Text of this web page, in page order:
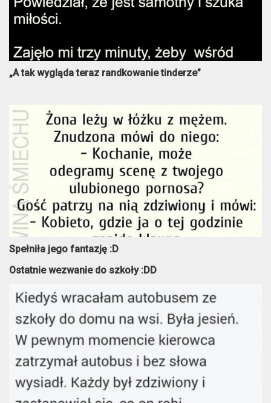
„A tak wygląda teraz randkowanie tinderze”
Spełniła jego fantazję :D
Ostatnie wezwanie do szkoły :DD